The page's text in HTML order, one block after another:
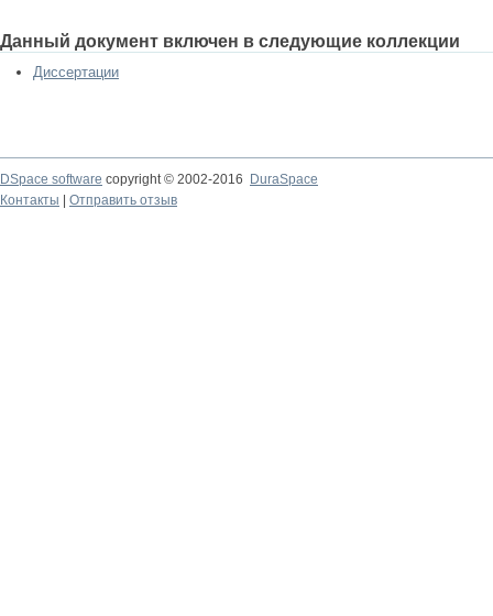
Данный документ включен в следующие коллекции
Диссертации
DSpace software copyright © 2002-2016
DuraSpace
Контакты
Отправить отзыв